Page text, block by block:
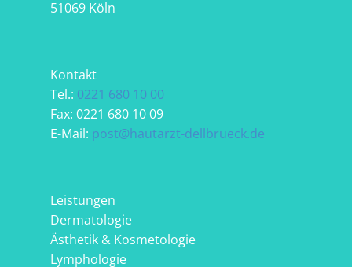
51069 Köln
Kontakt
Tel.: 0221 680 10 00
Fax: 0221 680 10 09
E-Mail: post@hautarzt-dellbrueck.de
Leistungen
Dermatologie
Ästhetik & Kosmetologie
Lymphologie